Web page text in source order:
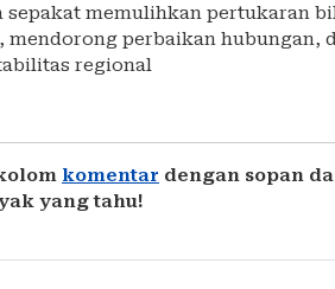
sepakat memulihkan pertukaran
perbaikan hubungan,
regional
komentar dengan sopan
yang tahu!